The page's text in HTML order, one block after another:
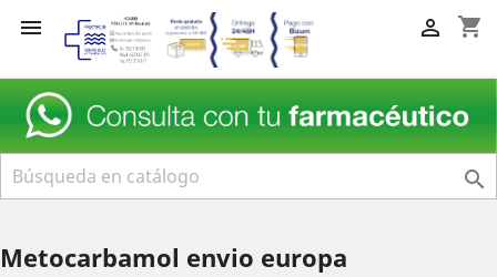
 shopping_cart


Metocarbamol envio europa